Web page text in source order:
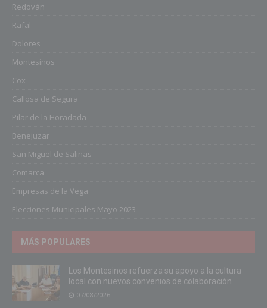
Redován
Rafal
Dolores
Montesinos
Cox
Callosa de Segura
Pilar de la Horadada
Benejuzar
San Miguel de Salinas
Comarca
Empresas de la Vega
Elecciones Municipales Mayo 2023
MÁS POPULARES
Los Montesinos refuerza su apoyo a la cultura
local con nuevos convenios de colaboración
07/08/2026